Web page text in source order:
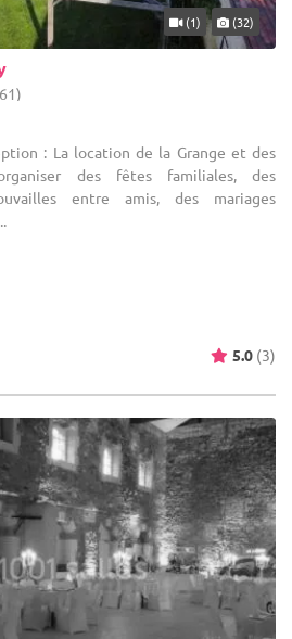
(1) (32)
: La location de la Grange et des
des fêtes familiales, des
entre amis, des mariages
5.0 (3)